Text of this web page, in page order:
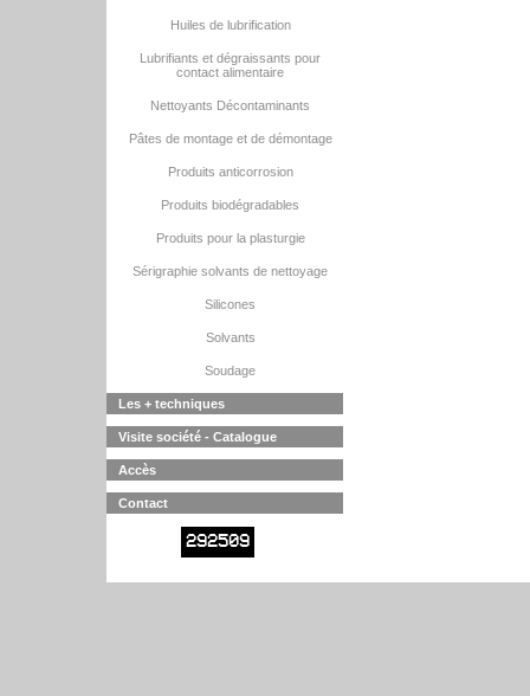
Huiles de lubrification
Lubrifiants et dégraissants pour
contact alimentaire
Nettoyants Décontaminants
Pâtes de montage et de démontage
Produits anticorrosion
Produits biodégradables
Produits pour la plasturgie
Sérigraphie solvants de nettoyage
Silicones
Solvants
Soudage
Les + techniques
Visite société - Catalogue
Accès
Contact
292509